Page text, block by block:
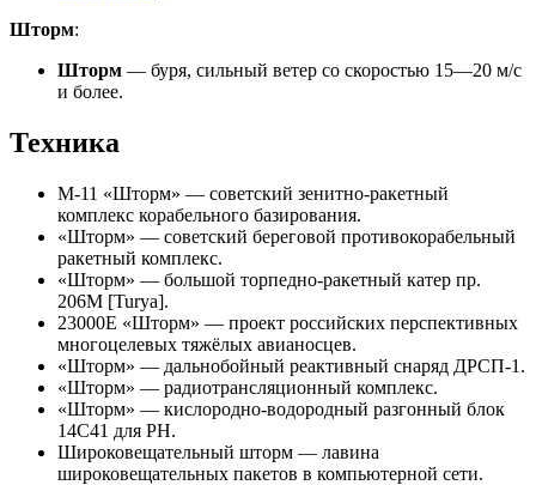
Шторм:
Шторм — буря, сильный ветер со скоростью 15—20 м/с
и более.
Техника
М-11 «Шторм» — советский зенитно-ракетный
комплекс корабельного базирования.
«Шторм» — советский береговой противокорабельный
ракетный комплекс.
«Шторм» — большой торпедно-ракетный катер пр.
206М [Turya].
23000Е «Шторм» — проект российских перспективных
многоцелевых тяжёлых авианосцев.
«Шторм» — дальнобойный реактивный снаряд ДРСП-1.
«Шторм» — радиотрансляционный комплекс.
«Шторм» — кислородно-водородный разгонный блок
14С41 для РН.
Широковещательный шторм — лавина
широковещательных пакетов в компьютерной сети.